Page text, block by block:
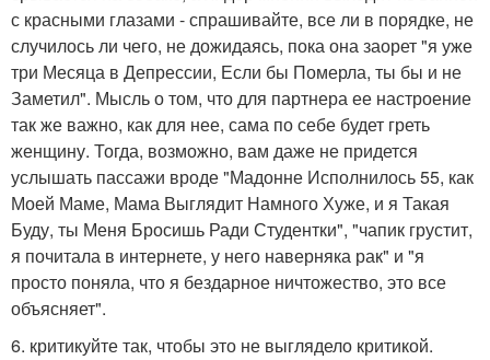
с красными глазами - спрашивайте, все ли в порядке, не
случилось ли чего, не дожидаясь, пока она заорет "я уже
три Месяца в Депрессии, Если бы Померла, ты бы и не
Заметил". Мысль о том, что для партнера ее настроение
так же важно, как для нее, сама по себе будет греть
женщину. Тогда, возможно, вам даже не придется
услышать пассажи вроде "Мадонне Исполнилось 55, как
Моей Маме, Мама Выглядит Намного Хуже, и я Такая
Буду, ты Меня Бросишь Ради Студентки", "чапик грустит,
я почитала в интернете, у него наверняка рак" и "я
просто поняла, что я бездарное ничтожество, это все
объясняет".
6. критикуйте так, чтобы это не выглядело критикой.